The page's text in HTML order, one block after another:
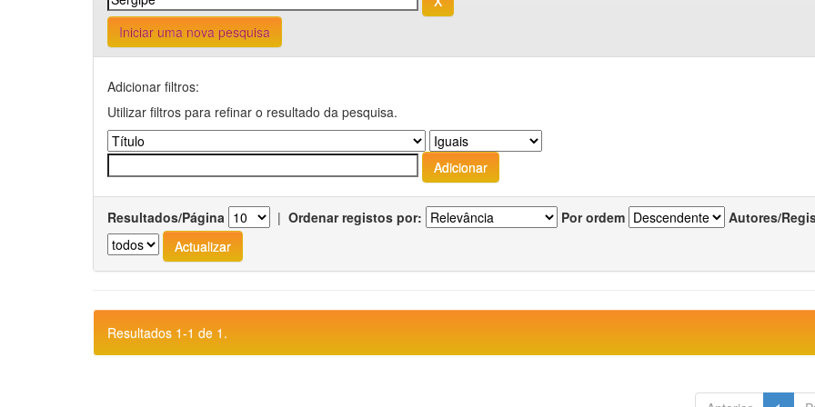
Iniciar uma nova pesquisa
Adicionar filtros:
Utilizar filtros para refinar o resultado da pesquisa.
Resultados/Página | Ordenar registos por: Por ordem Autores/
Resultados 1-1 de 1.